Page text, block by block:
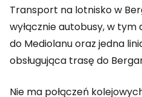
Transport na lotnisko w
wyłącznie autobusy, w
do Mediolanu oraz jedna
obsługująca trasę do
Nie ma połączeń